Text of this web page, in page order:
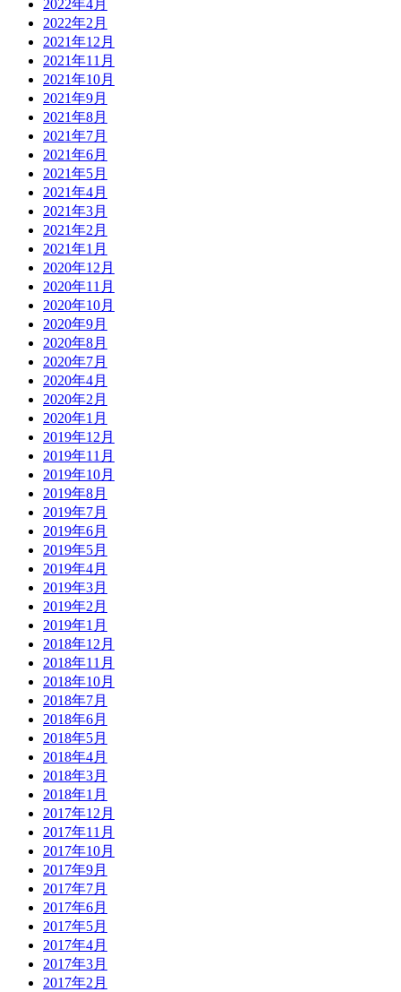
2022年4月
2022年2月
2021年12月
2021年11月
2021年10月
2021年9月
2021年8月
2021年7月
2021年6月
2021年5月
2021年4月
2021年3月
2021年2月
2021年1月
2020年12月
2020年11月
2020年10月
2020年9月
2020年8月
2020年7月
2020年4月
2020年2月
2020年1月
2019年12月
2019年11月
2019年10月
2019年8月
2019年7月
2019年6月
2019年5月
2019年4月
2019年3月
2019年2月
2019年1月
2018年12月
2018年11月
2018年10月
2018年7月
2018年6月
2018年5月
2018年4月
2018年3月
2018年1月
2017年12月
2017年11月
2017年10月
2017年9月
2017年7月
2017年6月
2017年5月
2017年4月
2017年3月
2017年2月